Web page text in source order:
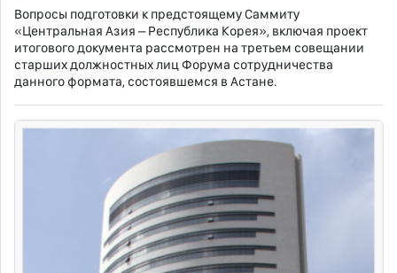
Вопросы подготовки к предстоящему Саммиту
«Центральная Азия – Республика Корея», включая проект
итогового документа рассмотрен на третьем совещании
старших должностных лиц Форума сотрудничества
данного формата, состоявшемся в Астане.